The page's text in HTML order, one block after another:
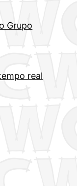
Grupo
real